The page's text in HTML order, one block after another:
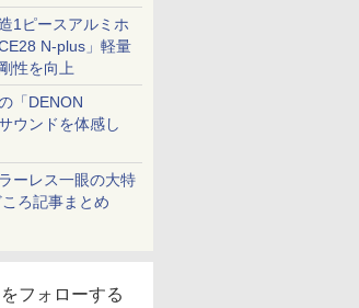
1ピースアルミホ
N-plus」軽量
性を向上
「DENON
ウンドを体感し
ーレス一眼の大特
ろ記事まとめ
フォローする